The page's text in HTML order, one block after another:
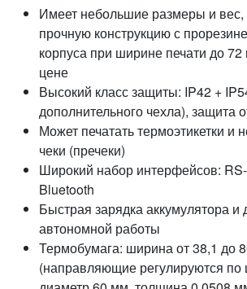
Имеет небольшие размеры и вес,
прочную конструкцию с
корпуса при ширине печати до
цене
Высокий класс защиты: IP42 +
дополнительного чехла), защита
Может печатать термоэтикетки и
чеки (пречеки)
Широкий набор интерфейсов:
Bluetooth
Быстрая зарядка аккумулятора и
автономной работы
Термобумага: ширина от 38,1 до
(направляющие регулируются по